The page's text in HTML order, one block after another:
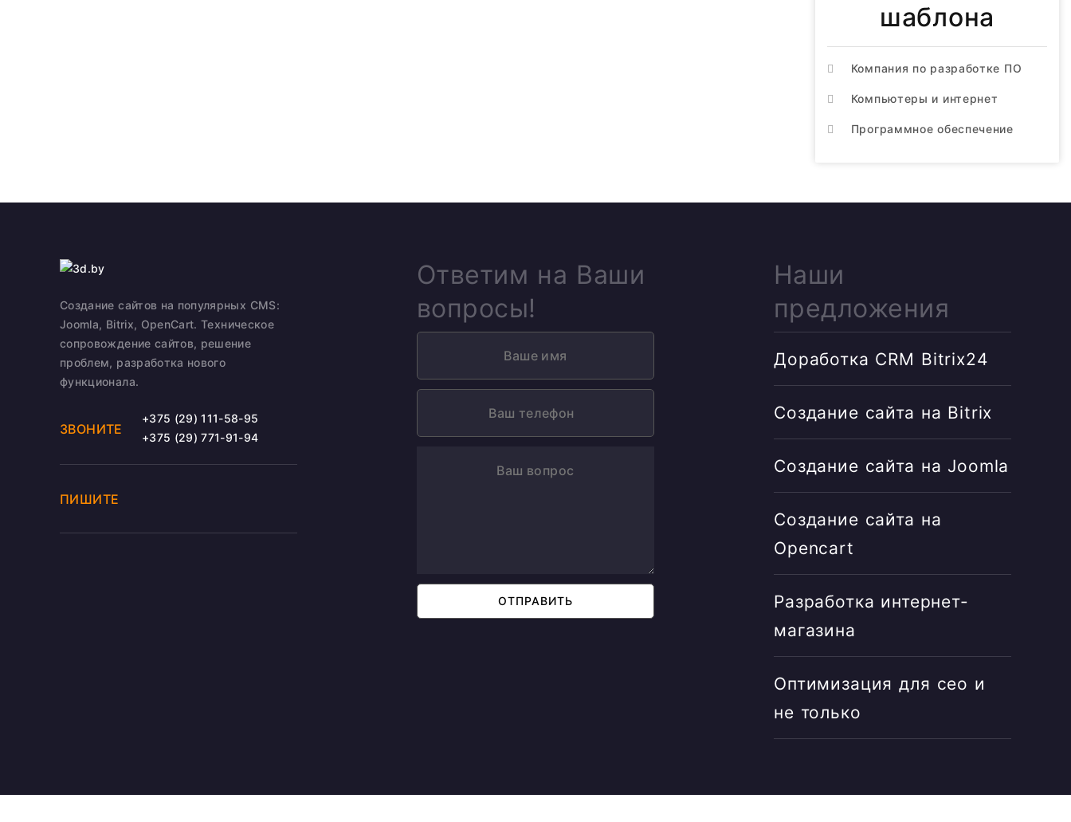
шаблона
Компания по разработке ПО
Компьютеры и интернет
Программное обеспечение
Создание сайтов на популярных CMS:
Joomla, Bitrix, OpenCart. Техническое
сопровождение сайтов, решение
проблем, разработка нового
функционала.
ЗВОНИТЕ
+375 (29) 111-58-95
+375 (29) 771-91-94
ПИШИТЕ
Ответим на Ваши
вопросы!
ОТПРАВИТЬ
Наши
предложения
Доработка CRM Bitrix24
Создание сайта на Bitrix
Создание сайта на Joomla
Создание сайта на
Opencart
Разработка интернет-
магазина
Оптимизация для сео и
не только